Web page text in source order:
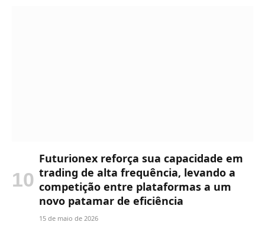
Futurionex reforça sua capacidade em
trading de alta frequência, levando a
competição entre plataformas a um
novo patamar de eficiência
15 de maio de 2026